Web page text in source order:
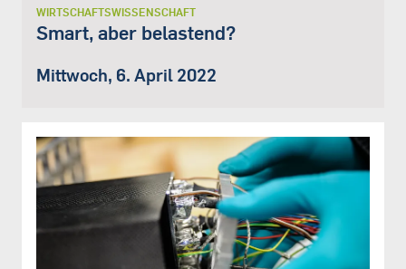
WIRTSCHAFTSWISSENSCHAFT
Smart, aber belastend?
Mittwoch, 6. April 2022